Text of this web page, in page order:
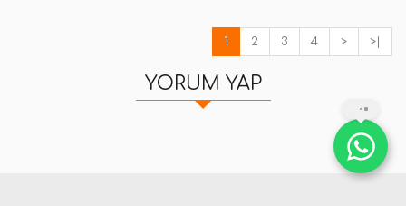
1 2 3 4 > >|
YORUM YAP